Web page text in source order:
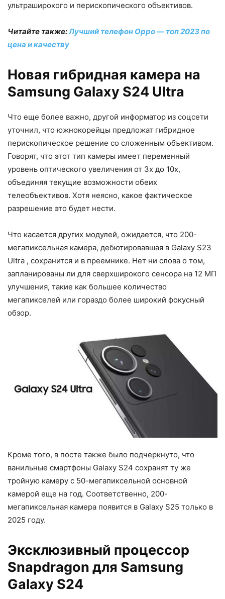
ультраширокого и перископического объективов.
Читайте также:Лучший телефон Oppo — топ 2023 по
цена и качеству
Новая гибридная камера на
Samsung Galaxy S24 Ultra
Что еще более важно, другой информатор из соцсети
уточнил, что южнокорейцы предложат гибридное
перископическое решение со сложенным объективом.
Говорят, что этот тип камеры имеет переменный
уровень оптического увеличения от 3x до 10x,
объединяя текущие возможности обеих
телеобъективов. Хотя неясно, какое фактическое
разрешение это будет нести.
Что касается других модулей, ожидается, что 200-
мегапиксельная камера, дебютировавшая в Galaxy S23
Ultra , сохранится и в преемнике. Нет ни слова о том,
запланированы ли для сверхширокого сенсора на 12 МП
улучшения, такие как большее количество
мегапикселей или гораздо более широкий фокусный
обзор.
Кроме того, в посте также было подчеркнуто, что
ванильные смартфоны Galaxy S24 сохранят ту же
тройную камеру с 50-мегапиксельной основной
камерой еще на год. Соответственно, 200-
мегапиксельная камера появится в Galaxy S25 только в
2025 году.
Эксклюзивный процессор
Snapdragon для Samsung
Galaxy S24